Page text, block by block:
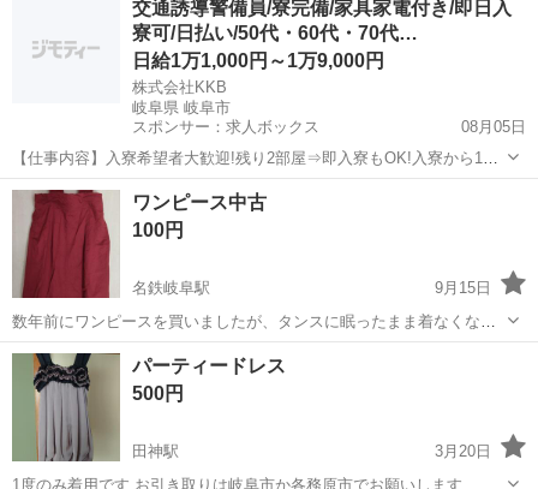
- 素材: 軽量な生地 - ウエスト: ゴムウエスト ご覧いただきありがとう
交通誘導警備員/寮完備/家具家電付き/即日入
寮可/日払い/50代・60代・70代…
日給1万1,000円～1万9,000円
株式会社KKB
岐阜県 岐阜市
スポンサー：求人ボックス
08月05日
【仕事内容】入寮希望者大歓迎!残り2部屋⇒即入寮もOK!入寮から1ヶ
月間寮費無料 最大日給19,000円も可! <募集情報> 即入寮も可能です!
入寮希望者大歓迎 残り<3部屋>なのでご応募はお早めに! 入寮から1ヶ
月間は寮費も無...
アルバイト・パート
ワンピース中古
100円
名鉄岐阜駅
9月15日
数年前にワンピースを買いましたが、タンスに眠ったまま着なくなっ
たので売ることにしました。 秋コーデにぴったりの色合いだと思いま
す 私は白のボーダーのロングTシャツを着てまきた。 取り引き場所の
詳細はプロフィールにあります...
岐阜 岐阜市
パーティードレス
500円
田神駅
3月20日
1度のみ着用です お引き取りは岐阜市か各務原市でお願いします